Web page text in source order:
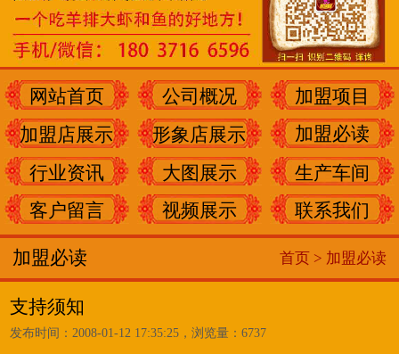
网站首页 公司概况
加盟项目
加盟店展示
形象店展示
加盟必读
行业资讯
大图展示
生产车间
客户留言
视频展示 联系我们
加盟必读 加盟必读
首页 >
支持须知
发布时间：2008-01-12 17:35:25，浏览量：6737